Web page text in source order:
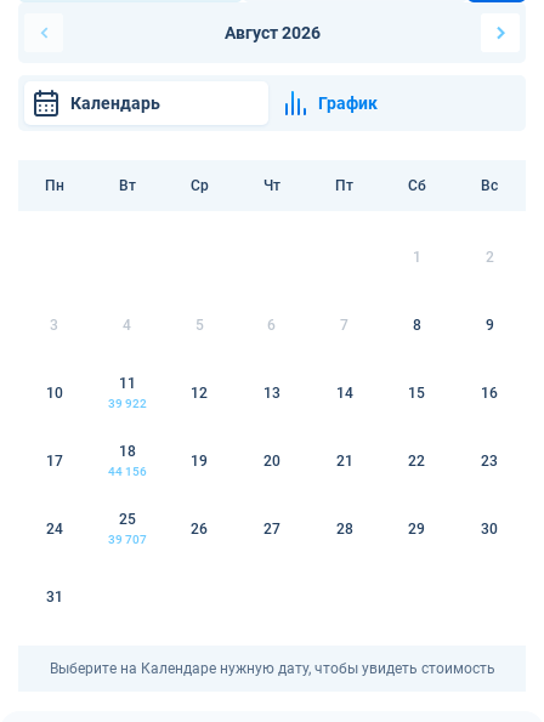
Август 2026
Календарь График
Пн Вт Ср Чт Пт Сб Вс
1 2
3 4 5 6 7 8 9
10
11
39 922
12 13 14 15 16
17
18
44 156
19 20 21 22 23
24
25
39 707
26 27 28 29 30
31
Выберите на Календаре нужную дату, чтобы увидеть стоимость